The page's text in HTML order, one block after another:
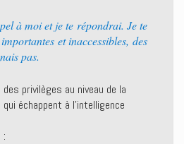
à moi et je te répondrai. Je te
et inaccessibles, des
pas.
des privilèges au niveau de la
échappent à l’intelligence
: